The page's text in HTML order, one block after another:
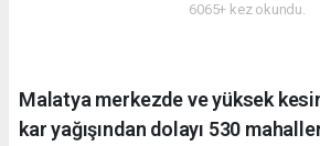
6065+ kez okundu.
Malatya merkezde ve yüksek
kar yağışından dolayı 530